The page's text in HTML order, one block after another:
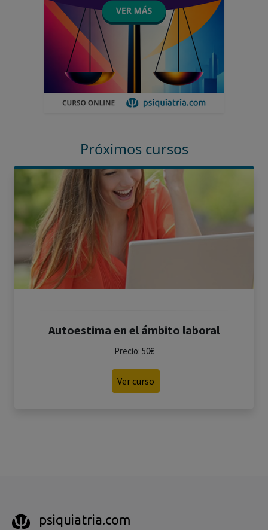
Próximos cursos
Autoestima en el ámbito laboral
Precio: 50€
Ver curso
psiquiatria.com